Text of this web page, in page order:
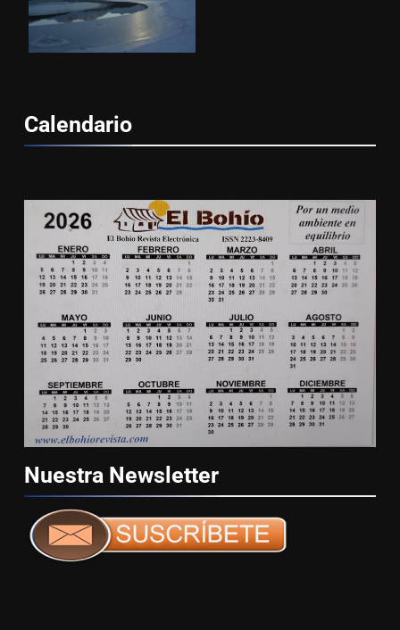
Calendario
Nuestra Newsletter